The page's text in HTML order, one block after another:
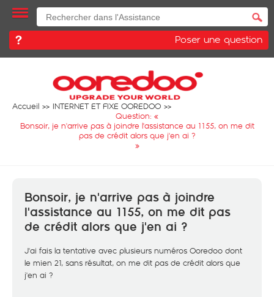
Poser une question
Accueil
INTERNET ET FIXE OOREDOO
Question: «
Bonsoir, je n'arrive pas à joindre l'assistance au 1155, on me dit
pas de crédit alors que j'en ai ?
»
Bonsoir, je n'arrive pas à joindre
l'assistance au 1155, on me dit pas
de crédit alors que j'en ai ?
J'ai fais la tentative avec plusieurs numéros Ooredoo dont
le mien 21, sans résultat, on me dit pas de crédit alors que
j'en ai ?